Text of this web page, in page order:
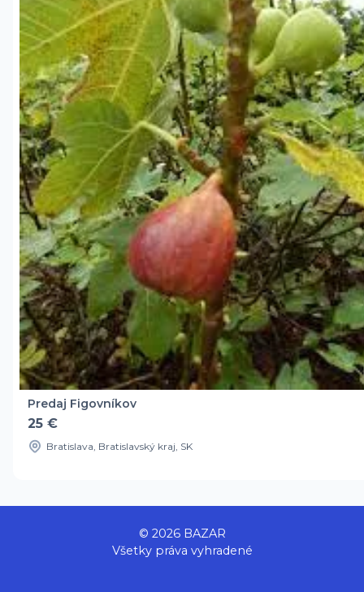
Predaj Figovníkov
25 €
Bratislava, Bratislavský kraj, SK
© 2026 BAZAR
Všetky práva vyhradené